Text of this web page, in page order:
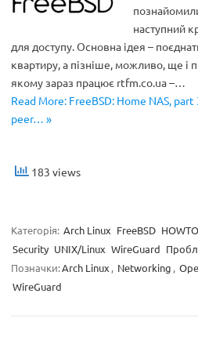
наступний
для доступу. Основна ідея –
квартиру, а пізніше, можливо, ще і
якому зараз працює rtfm.co.ua –…
Read More: FreeBSD: Home NAS,
peer… »
183 views
Категорія: Arch Linux FreeBSD
Security UNIX/Linux WireGuard
Позначки:Arch Linux , Networking ,
WireGuard